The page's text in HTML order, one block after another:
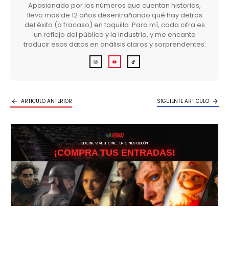
Apasionado por los números que cuentan historias,
llevo más de 12 años desentrañando qué hay detrás
del éxito (o fracaso) en taquilla. Para mí, cada cifra es
un reflejo del público y la industria, y me encanta
traducir esos datos en análisis claros y sorprendentes.
ARTICULO ANTERIOR SIGUIENTE ARTICULO
3DCINE VIVE EL CINE… EN CINES ODEÓN
¡COMPRA TUS ENTRADAS!